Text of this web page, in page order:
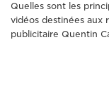
Quelles sont les
vidéos destinées aux
publicitaire Quentin